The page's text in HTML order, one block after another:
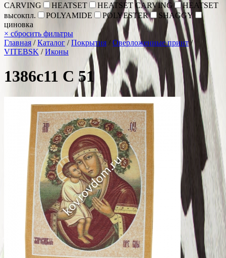
CARVING
HEATSET HEATSET CARVING
HEATSET
высокпл.
POLYAMIDE POLYESTER
SHAGGY
циновка
× сбросить фильтры
Главная /Каталог /Покрытия / Оверложенные принт/
VITEBSK /Иконы
1386c11 C 51